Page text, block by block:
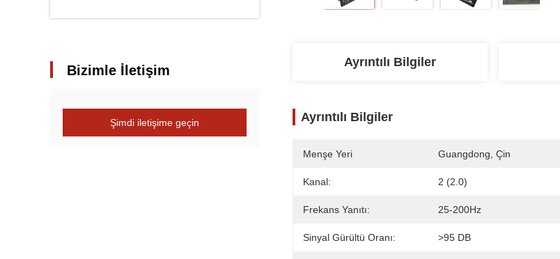
Bizimle İletişim
Şimdi iletişime geçin
Ayrıntılı Bilgiler
Ayrıntılı Bilgiler
Menşe Yeri Guangdong, Çin
Kanal: 2 (2.0)
Frekans Yanıtı: 25-200Hz
Sinyal Gürültü Oranı: >95 DB